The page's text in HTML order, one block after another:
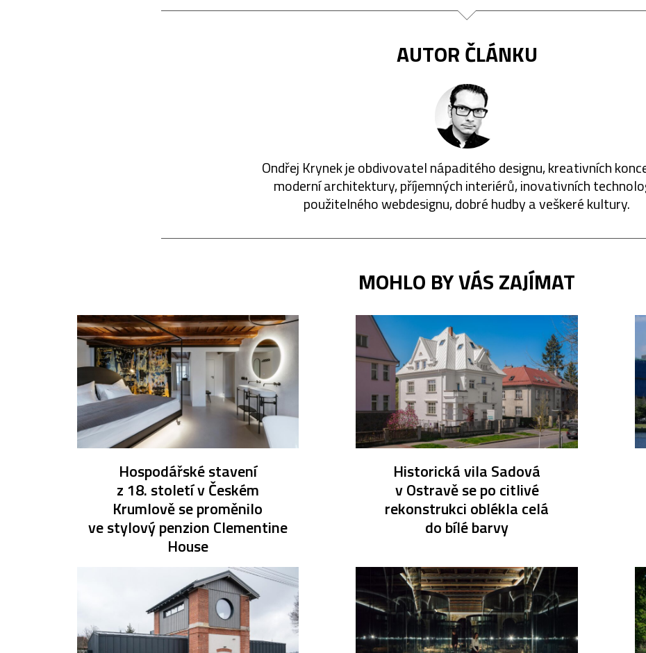
AUTOR ČLÁNKU
Ondřej Krynek je obdivovatel nápaditého designu, kreativních
moderní architektury, příjemných interiérů, inovativních
použitelného webdesignu, dobré hudby a veškeré kultury.
MOHLO BY VÁS ZAJÍMAT
Hospodářské stavení
z 18. století v Českém
Krumlově se proměnilo
ve stylový penzion Clementine
House
Historická vila Sadová
v Ostravě se po citlivé
rekonstrukci oblékla celá
do bílé barvy